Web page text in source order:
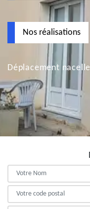
Nos réalisations
Déplacement